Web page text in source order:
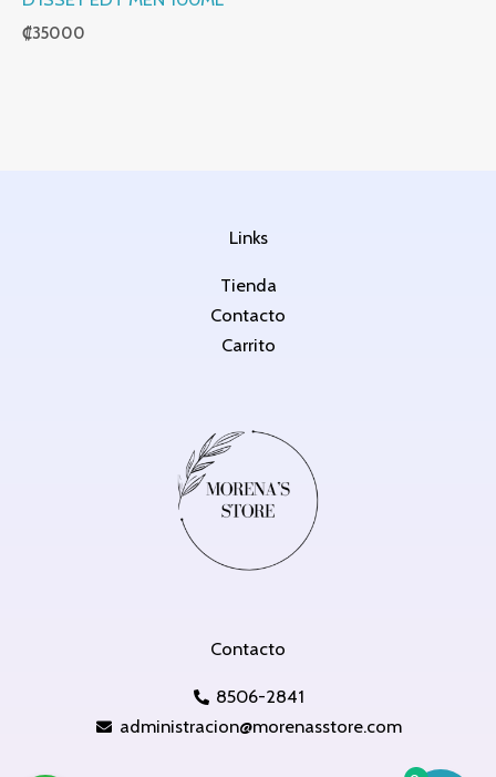
₡35000
Contacto
8506-2841
administracion@morenasstore.com
Links
Tienda
Contacto
Carrito